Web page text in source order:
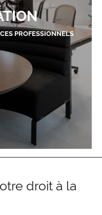
PROFESSIONNELS
droit à la